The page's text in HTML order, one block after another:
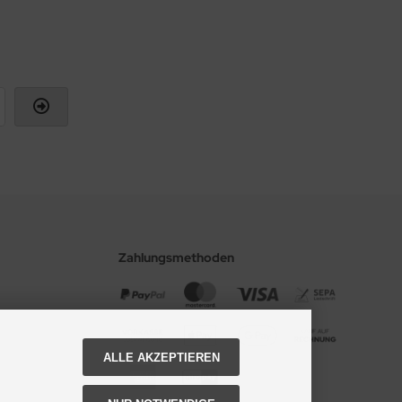
Zahlungsmethoden
ALLE AKZEPTIEREN